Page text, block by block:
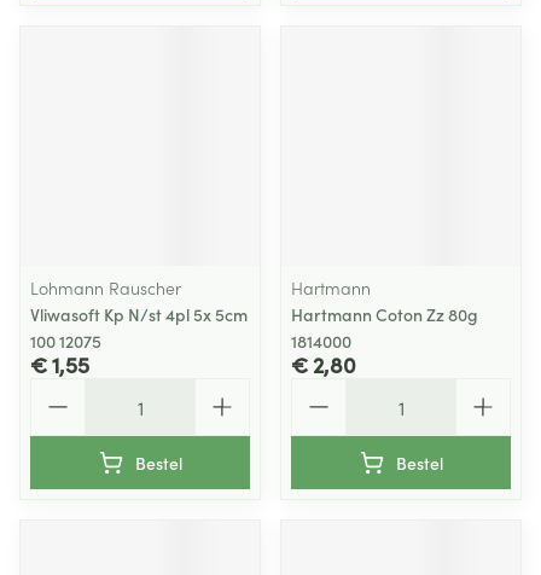
Lohmann Rauscher
Vliwasoft Kp N/st 4pl 5x 5cm
100 12075
€ 1,55
Bestel
Hartmann
Hartmann Coton Zz 80g
1814000
€ 2,80
Bestel